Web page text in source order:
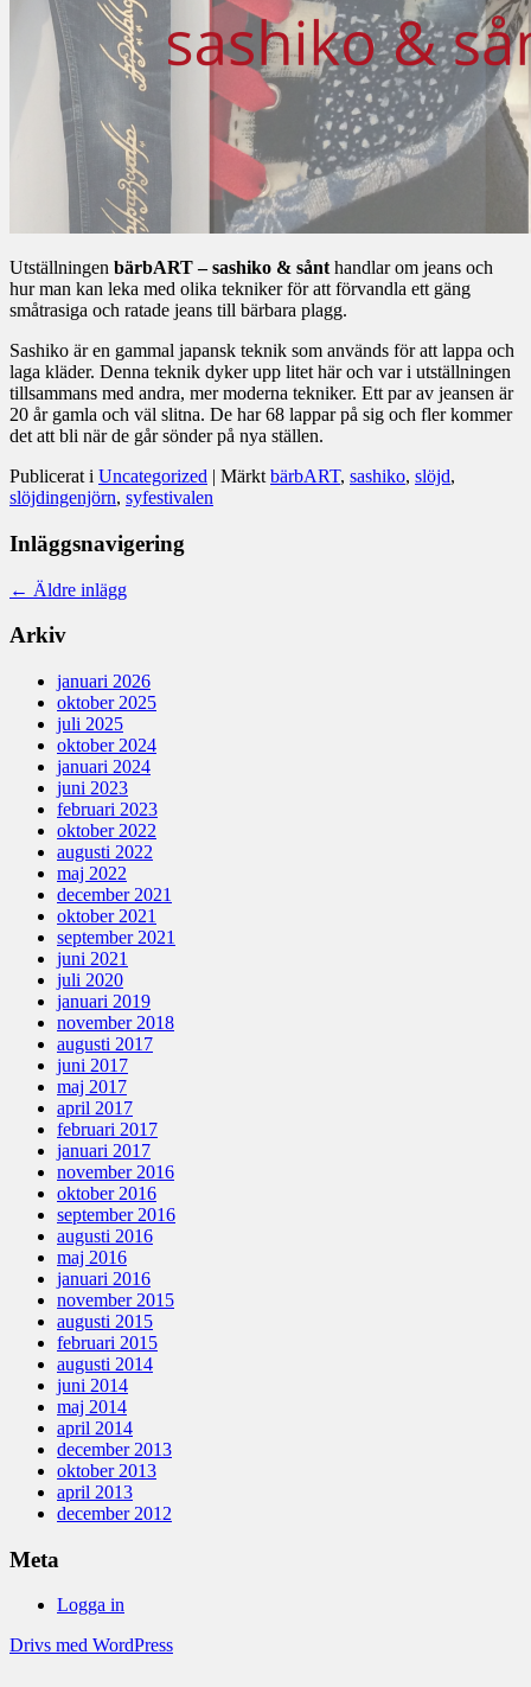
Utställningen bärbART – sashiko & sånt handlar om jeans och
hur man kan leka med olika tekniker för att förvandla ett gäng
småtrasiga och ratade jeans till bärbara plagg.
Sashiko är en gammal japansk teknik som används för att lappa och
laga kläder. Denna teknik dyker upp litet här och var i utställningen
tillsammans med andra, mer moderna tekniker. Ett par av jeansen är
20 år gamla och väl slitna. De har 68 lappar på sig och fler kommer
det att bli när de går sönder på nya ställen.
Publicerat i Uncategorized | Märkt bärbART, sashiko, slöjd,
slöjdingenjörn, syfestivalen
Inläggsnavigering
← Äldre inlägg
Arkiv
januari 2026
oktober 2025
juli 2025
oktober 2024
januari 2024
juni 2023
februari 2023
oktober 2022
augusti 2022
maj 2022
december 2021
oktober 2021
september 2021
juni 2021
juli 2020
januari 2019
november 2018
augusti 2017
juni 2017
maj 2017
april 2017
februari 2017
januari 2017
november 2016
oktober 2016
september 2016
augusti 2016
maj 2016
januari 2016
november 2015
augusti 2015
februari 2015
augusti 2014
juni 2014
maj 2014
april 2014
december 2013
oktober 2013
april 2013
december 2012
Meta
Logga in
Drivs med WordPress